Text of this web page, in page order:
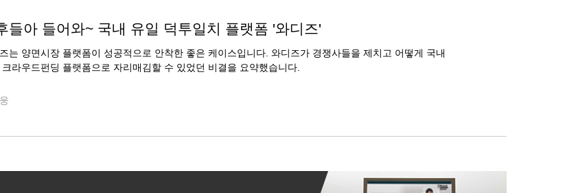
들아 들어와~ 국내 유일 덕투일치 플랫폼 '와디즈'
는 양면시장 플랫폼이 성공적으로 안착한 좋은 케이스입니다. 와디즈가 경쟁사들을 제치고 어떻게 국내
라우드펀딩 플랫폼으로 자리매김할 수 있었던 비결을 요약했습니다.